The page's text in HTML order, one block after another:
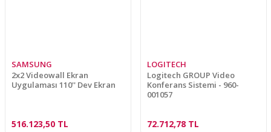
SAMSUNG
2x2 Videowall Ekran
Uygulaması 110'' Dev Ekran
516.123,50 TL
LOGITECH
Logitech GROUP Video
Konferans Sistemi - 960-
001057
72.712,78 TL